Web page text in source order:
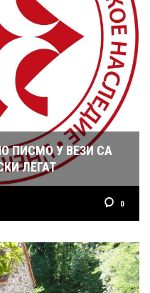
ПИСМО У ВЕЗИ СА
ЛЕГАТ
0